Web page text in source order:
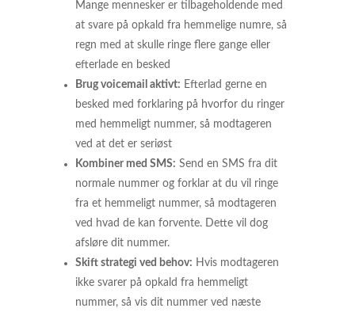
Mange mennesker er tilbageholdende med
at svare på opkald fra hemmelige numre, så
regn med at skulle ringe flere gange eller
efterlade en besked
Brug voicemail aktivt: Efterlad gerne en
besked med forklaring på hvorfor du ringer
med hemmeligt nummer, så modtageren
ved at det er seriøst
Kombiner med SMS: Send en SMS fra dit
normale nummer og forklar at du vil ringe
fra et hemmeligt nummer, så modtageren
ved hvad de kan forvente. Dette vil dog
afsløre dit nummer.
Skift strategi ved behov: Hvis modtageren
ikke svarer på opkald fra hemmeligt
nummer, så vis dit nummer ved næste